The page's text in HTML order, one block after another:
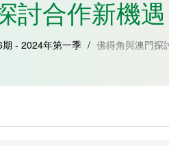
討合作新機遇
期 - 2024年第一季 / 佛得角與澳門探